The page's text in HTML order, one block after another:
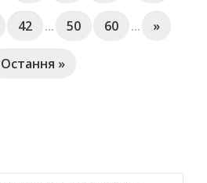
42 ... 50 60 ... »
Остання »